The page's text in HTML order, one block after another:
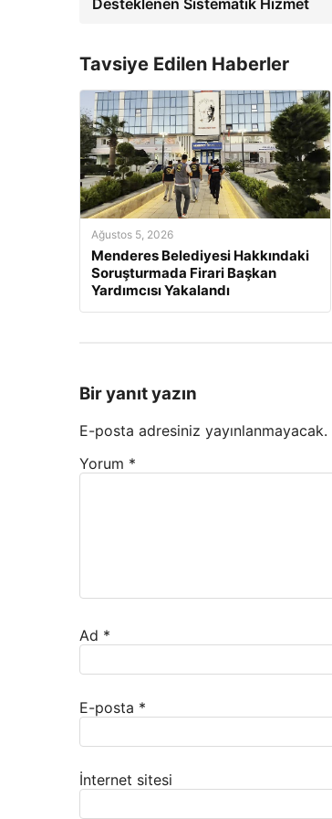
Desteklenen Sistematik Hizmet
Tavsiye Edilen Haberler
Ağustos 5, 2026
Menderes Belediyesi Hakkındaki
Soruşturmada Firari Başkan
Yardımcısı Yakalandı
Bir yanıt yazın
E-posta adresiniz yayınlanmayacak.
Yorum *
Ad *
E-posta *
İnternet sitesi